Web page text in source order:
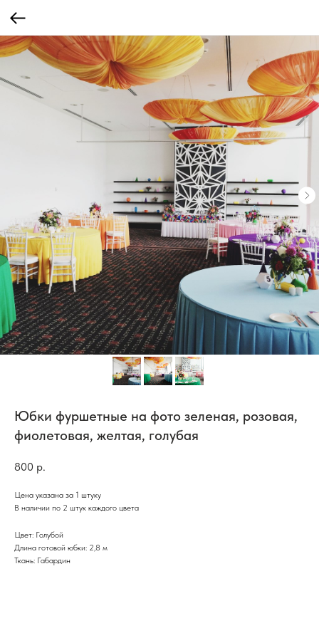
Юбки фуршетные на фото зеленая, розовая,
фиолетовая, желтая, голубая
800 р.
Цена указана за 1 штуку
В наличии по 2 штук каждого цвета
Цвет: Голубой
Длина готовой юбки: 2,8 м
Ткань: Габардин